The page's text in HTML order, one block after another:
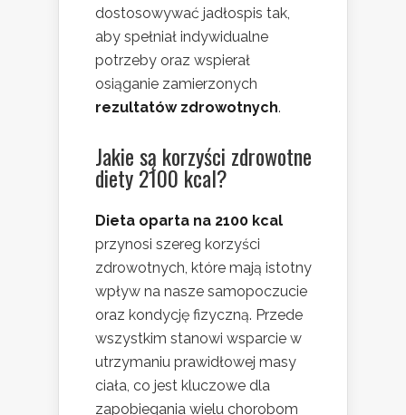
dostosowywać jadłospis tak,
aby spełniał indywidualne
potrzeby oraz wspierał
osiąganie zamierzonych
rezultatów zdrowotnych.
Jakie są korzyści zdrowotne
diety 2100 kcal?
Dieta oparta na 2100 kcal
przynosi szereg korzyści
zdrowotnych, które mają istotny
wpływ na nasze samopoczucie
oraz kondycję fizyczną. Przede
wszystkim stanowi wsparcie w
utrzymaniu prawidłowej masy
ciała, co jest kluczowe dla
zapobiegania wielu chorobom